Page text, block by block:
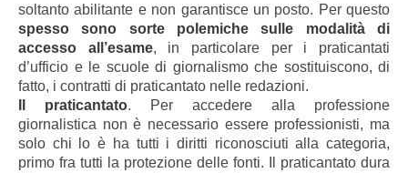
soltanto abilitante e non garantisce un posto. Per questo
spesso sono sorte polemiche sulle modalità di
accesso all’esame, in particolare per i praticantati
d’ufficio e le scuole di giornalismo che sostituiscono, di
fatto, i contratti di praticantato nelle redazioni.
Il praticantato. Per accedere alla professione
giornalistica non è necessario essere professionisti, ma
solo chi lo è ha tutti i diritti riconosciuti alla categoria,
primo fra tutti la protezione delle fonti. Il praticantato dura